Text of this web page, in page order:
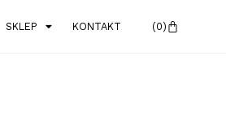
SKLEP KONTAKT